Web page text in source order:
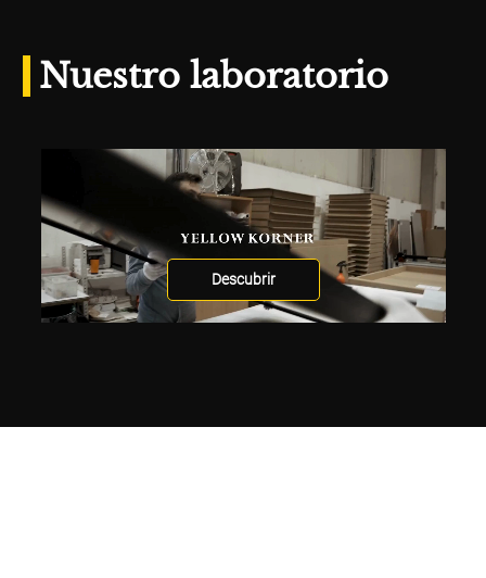
Nuestro laboratorio
Descubrir